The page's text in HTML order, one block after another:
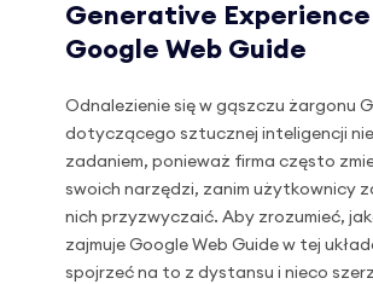
Generative Experience
Google Web Guide
Odnalezienie się w gąszczu żargonu
dotyczącego sztucznej inteligencji
zadaniem, ponieważ firma często
swoich narzędzi, zanim użytkownicy
nich przyzwyczaić. Aby zrozumieć,
zajmuje Google Web Guide w tej
spojrzeć na to z dystansu i nieco